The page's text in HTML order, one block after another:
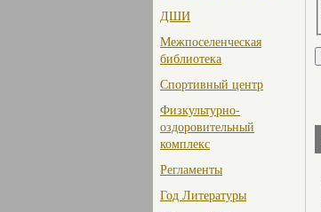
ДШИ
Межпоселенческая
библиотека
Спортивный центр
Физкультурно-
оздоровительный
комплекс
Регламенты
Год Литературы